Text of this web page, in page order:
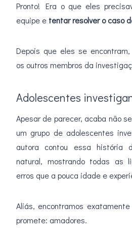
Pronto! Era o que eles
equipe e tentar resolver o caso
Depois que eles se
os outros membros da
Adolescentes
Apesar de parecer, acaba não
um grupo de adolescentes
autora contou essa história
natural, mostrando todas as
erros que a pouca idade e
Aliás, encontramos
promete: amadores.